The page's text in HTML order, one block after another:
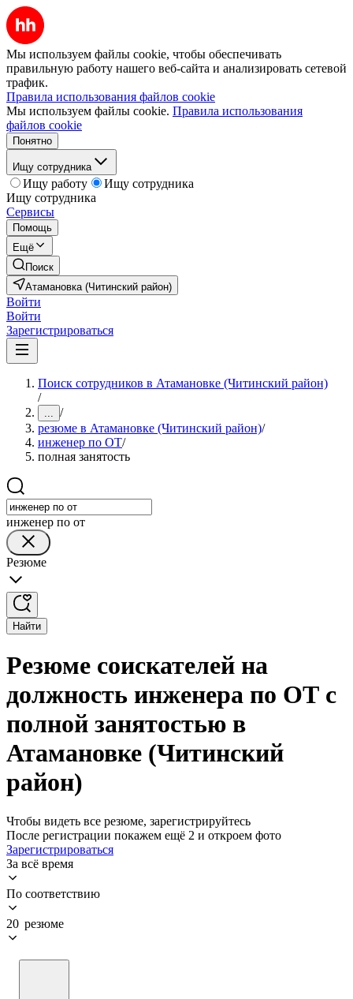
Мы используем файлы cookie, чтобы обеспечивать
правильную работу нашего веб-сайта и анализировать сетевой
трафик.
Правила использования файлов cookie
Мы используем файлы cookie. Правила использования
файлов cookie
Понятно
Ищу сотрудника
Ищу работу
Ищу сотрудника
Ищу сотрудника
Сервисы
Помощь
Ещё
Поиск
Атамановка (Читинский район)
Войти
Войти
Зарегистрироваться
Поиск сотрудников в Атамановке (Читинский район)
/
... /
резюме в Атамановке (Читинский район)/
инженер по ОТ/
полная занятость
инженер по от
Резюме
Найти
Резюме соискателей на
должность инженера по ОТ с
полной занятостью в
Атамановке (Читинский
район)
Чтобы видеть все резюме, зарегистрируйтесь
После регистрации покажем ещё 2 и откроем фото
Зарегистрироваться
За всё время
По соответствию
20 резюме